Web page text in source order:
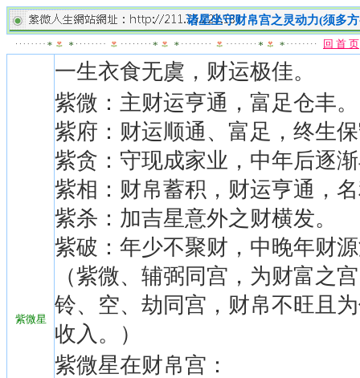
诸星坐守财帛宫之灵动力(须多
回 首 页
紫微星
一生衣食无虞，财运极佳。
紫微：主财运亨通，富足仓丰。
紫府：财运顺通、富足，终生
紫贪：守现成家业，中年后逐
紫相：财帛蓄积，财运亨通，
紫杀：加吉星意外之财横发。
紫破：年少不聚财，中晚年财
（紫微、辅弼同宫，为财富之
铃、空、劫同宫，财帛不旺且
收入。）
紫微星在财帛宫：